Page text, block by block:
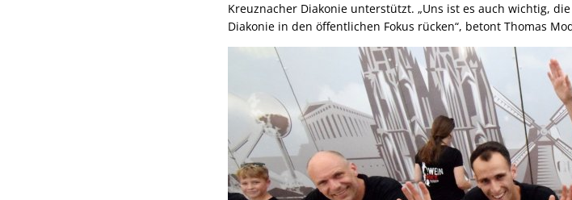
Kreuznacher Diakonie unterstützt. „Uns ist es auch wichtig,
Diakonie in den öffentlichen Fokus rücken“, betont Thomas